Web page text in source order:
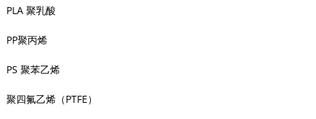
PLA 聚乳酸
PP聚丙烯
PS 聚苯乙烯
聚四氟乙烯（PTFE）